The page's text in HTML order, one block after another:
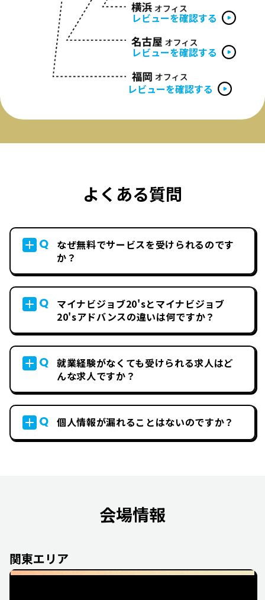
レビューを確認する
レビューを確認する
レビューを確認する
よくある質問
Q
なぜ無料でサービスを受けられるのです
か？
Q
マイナビジョブ20'sとマイナビジョブ
20'sアドバンスの違いは何ですか？
Q 就業経験がなくても受けられる求人はど
んな求人ですか？
Q 個人情報が漏れることはないのですか？
会場情報
関東エリア